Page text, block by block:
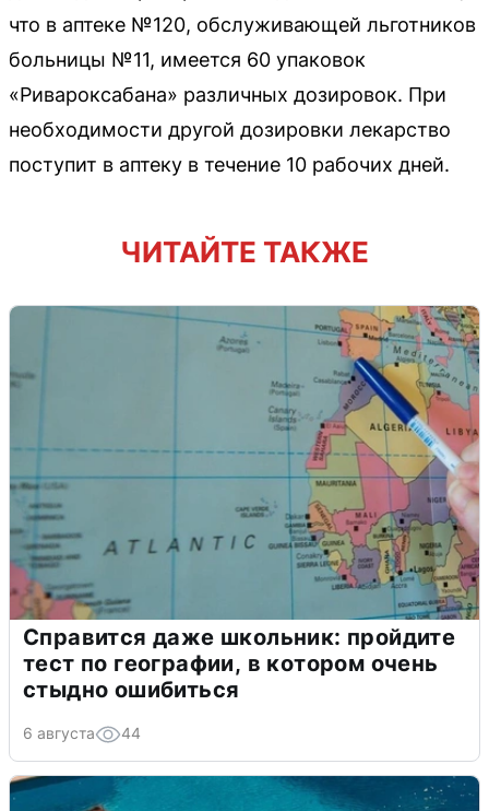
что в аптеке №120, обслуживающей льготников
больницы №11, имеется 60 упаковок
«Ривароксабана» различных дозировок. При
необходимости другой дозировки лекарство
поступит в аптеку в течение 10 рабочих дней.
ЧИТАЙТЕ ТАКЖЕ
Справится даже школьник: пройдите
тест по географии, в котором очень
стыдно ошибиться
6 августа 44